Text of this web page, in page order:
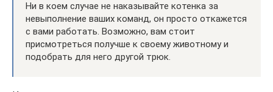
Ни в коем случае не наказывайте котенка за
невыполнение ваших команд, он просто откажется
с вами работать. Возможно, вам стоит
присмотреться получше к своему животному и
подобрать для него другой трюк.